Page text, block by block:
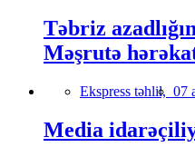
Təbriz
Məşrutə
Ekspress təhlil, 07
Media